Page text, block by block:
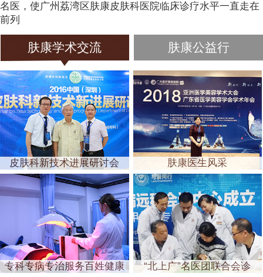
名医，使广州荔湾区肤康皮肤科医院临床诊疗水平一直走在
前列
肤康学术交流 肤康公益行
皮肤科新技术进展研讨会 肤康医生风采
专科专病专治服务百姓健康 “北上广”名医团联合会诊